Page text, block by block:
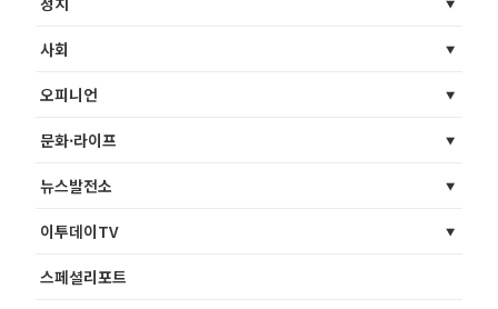
사회
오피니언
문화·라이프
뉴스발전소
이투데이TV
스페셜리포트